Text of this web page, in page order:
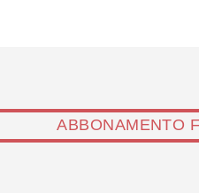
ABBONAMENTO